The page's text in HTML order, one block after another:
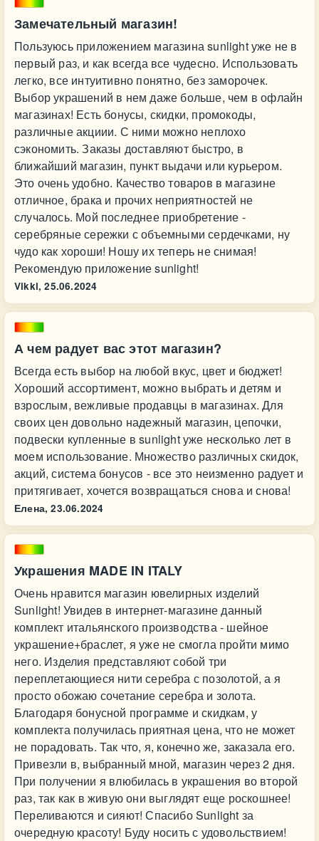
Замечательный магазин!
Пользуюсь приложением магазина sunlight уже не в
первый раз, и как всегда все чудесно. Использовать
легко, все интуитивно понятно, без заморочек.
Выбор украшений в нем даже больше, чем в офлайн
магазинах! Есть бонусы, скидки, промокоды,
различные акциии. С ними можно неплохо
сэкономить. Заказы доставляют быстро, в
ближайший магазин, пункт выдачи или курьером.
Это очень удобно. Качество товаров в магазине
отличное, брака и прочих неприятностей не
случалось. Мой последнее приобретение -
серебряные сережки с объемными сердечками, ну
чудо как хороши! Ношу их теперь не снимая!
Рекомендую приложение sunlight!
Vikki, 25.06.2024
А чем радует вас этот магазин?
Всегда есть выбор на любой вкус, цвет и бюджет!
Хороший ассортимент, можно выбрать и детям и
взрослым, вежливые продавцы в магазинах. Для
своих цен довольно надежный магазин, цепочки,
подвески купленные в sunlight уже несколько лет в
моем использование. Множество различных скидок,
акций, система бонусов - все это неизменно радует и
притягивает, хочется возвращаться снова и снова!
Елена, 23.06.2024
Украшения MADE IN ITALY
Очень нравится магазин ювелирных изделий
Sunlight! Увидев в интернет-магазине данный
комплект итальянского производства - шейное
украшение+браслет, я уже не смогла пройти мимо
него. Изделия представляют собой три
переплетающиеся нити серебра с позолотой, а я
просто обожаю сочетание серебра и золота.
Благодаря бонусной программе и скидкам, у
комплекта получилась приятная цена, что не может
не порадовать. Так что, я, конечно же, заказала его.
Привезли в, выбранный мной, магазин через 2 дня.
При получении я влюбилась в украшения во второй
раз, так как в живую они выглядят еще роскошнее!
Переливаются и сияют! Спасибо Sunlight за
очередную красоту! Буду носить с удовольствием!